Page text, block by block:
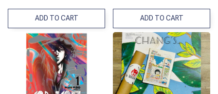
ADD TO CART ADD TO CART